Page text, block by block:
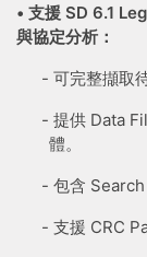
• 支援 SD 6.1
與協定分析：
- 可完整擷取
- 提供 Data
體。
- 包含 Search
- 支援 CRC